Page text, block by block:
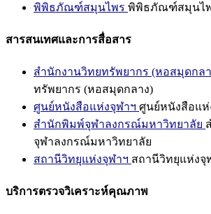
พิพิธภัณฑ์สมุนไพร พิพิธภัณฑ์สมุนไ
สารสนเทศและการสื่อสาร
สำนักงานวิทยทรัพยากร (หอสมุดกล
ทรัพยากร (หอสมุดกลาง)
ศูนย์หนังสือแห่งจุฬาฯ ศูนย์หนังสือแห่
สำนักพิมพ์จุฬาลงกรณ์มหาวิทยาลัย
จุฬาลงกรณ์มหาวิทยาลัย
สถานีวิทยุแห่งจุฬาฯ สถานีวิทยุแห่งจุ
บริการตรวจวิเคราะห์คุณภาพ